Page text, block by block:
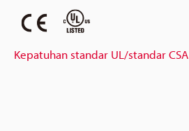
Kepatuhan standar UL/standar CSA